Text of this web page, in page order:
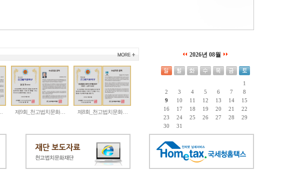
제9회_천고법치문화… 제8회_천고법치문화…
2026년 08월
1
2
3 4 5 6 7
8
9
10 11 12 13 14
15
16
17 18 19 20 21
22
23
24 25 26 27 28
29
30
31